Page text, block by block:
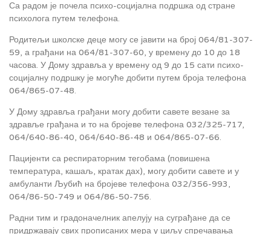
Са радом је почела психо-социјална подршка од стране
психолога путем телефона.
Родитељи школске деце могу се јавити на број 064/81-307-
59, а грађани на 064/81-307-60, у времену до 10 до 18
часова. У Дому здравља у времену од 9 до 15 сати психо-
социјалну подршку је могуће добити путем броја телефона
064/865-07-48.
У Дому здравља грађани могу добити савете везане за
здравље грађана и то на бројеве телефона 032/325-717,
064/640-86-40, 064/640-86-48 и 064/865-07-66.
Пацијенти са респираторним тегобама (повишена
температура, кашаљ, кратак дах), могу добити савете и у
амбуланти Љубић на бројеве телефона 032/356-993,
064/86-50-749 и 064/86-50-756.
Радни тим и градоначелник апелују на суграђане да се
придржавају свих прописаних мера у циљу спречавања